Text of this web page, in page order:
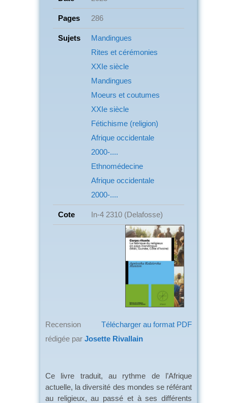
Pages 286
Sujets
Mandingues
Rites et cérémonies
XXIe siècle
Mandingues
Moeurs et coutumes
XXIe siècle
Fétichisme (religion)
Afrique occidentale
2000-....
Ethnomédecine
Afrique occidentale
2000-....
Cote In-4 2310 (Delafosse)
Télécharger au format PDF
Recension
rédigée par Josette Rivallain
Ce livre traduit, au rythme de l’Afrique
actuelle, la diversité des mondes se référant
au religieux, au passé et à ses différents